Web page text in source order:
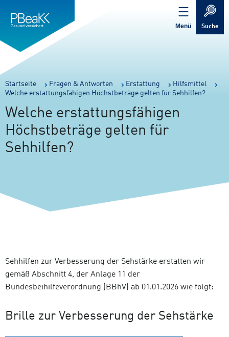
springen
springen
Verweis
zur
Menü Suche
Sie
sind
hier:
Startseite Fragen & Antworten Erstattung
Hilfsmittel
Welche erstattungsfähigen Höchstbeträge gelten für Sehhilfen?
Welche erstattungsfähigen
Höchstbeträge gelten für
Sehhilfen?
Sehhilfen zur Verbesserung der Sehstärke erstatten wir
gemäß Abschnitt 4, der Anlage 11 der
Bundesbeihilfeverordnung (BBhV) ab 01.01.2026 wie folgt:
Brille zur Verbesserung der Sehstärke